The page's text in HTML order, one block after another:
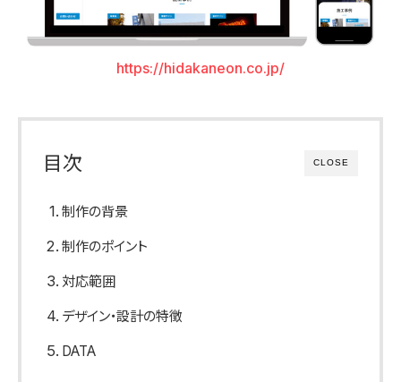
https://hidakaneon.co.jp/
CLOSE
目次
制作の背景
制作のポイント
対応範囲
デザイン・設計の特徴
DATA